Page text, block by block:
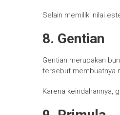
Selain memiliki nilai
8. Gentian
Gentian merupakan
tersebut membuatnya
Karena keindahannya,